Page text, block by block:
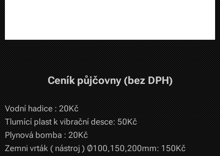
Ceník půjčovny (bez DPH)
Vodní hadice : 20Kč
Tlumící plast k vibrační desce: 50Kč
Plynová bomba : 20Kč
Zemni vrták ( nástroj ) Ø100,150,200mm: 150Kč